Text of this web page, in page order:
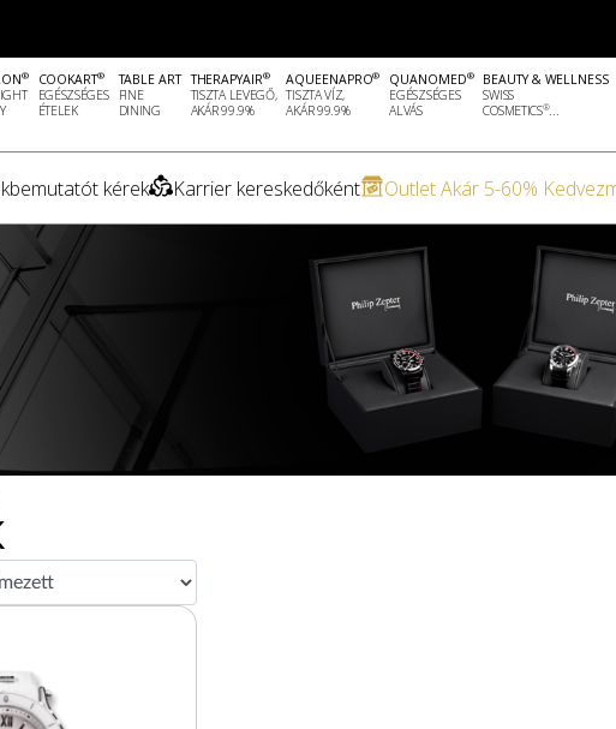
® COOKART®
EGÉSZSÉGES
ÉTELEK
TABLE ART
FINE
DINING
THERAPYAIR®
TISZTA LEVEGŐ,
AKÁR 99.9%
AQUEENAPRO®
TISZTA VÍZ,
AKÁR 99.9%
QUANOMED®
EGÉSZSÉGES
ALVÁS
BEAUTY & WELLNESS
SWISS
COSMETICS®...
kérek Karrier kereskedőként Outlet Akár 5-60%